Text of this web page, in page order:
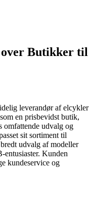
over Butikker til
leverandør af elcykler
en prisbevidst butik,
udvalg og
sit sortiment til
udvalg af modeller
entusiaster. Kunden
kundeservice og